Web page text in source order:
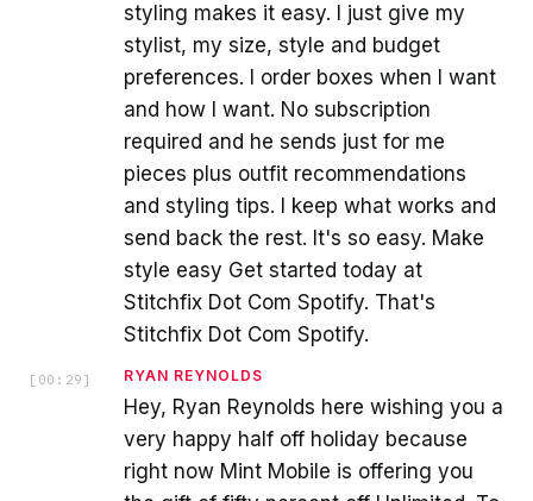
styling makes it easy. I just give my
stylist, my size, style and budget
preferences. I order boxes when I want
and how I want. No subscription
required and he sends just for me
pieces plus outfit recommendations
and styling tips. I keep what works and
send back the rest. It's so easy. Make
style easy Get started today at
Stitchfix Dot Com Spotify. That's
Stitchfix Dot Com Spotify.
[ 00:29 ] RYAN REYNOLDS
Hey, Ryan Reynolds here wishing you a
very happy half off holiday because
right now Mint Mobile is offering you